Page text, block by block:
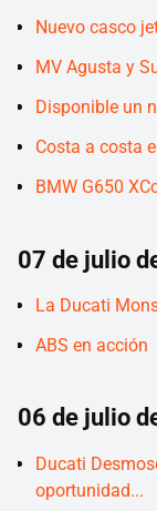
Nuevo casco
MV Agusta y
Disponible un
Costa a costa
BMW G650
07 de julio
La Ducati
ABS en acción
06 de julio
Ducati
oportunidad...